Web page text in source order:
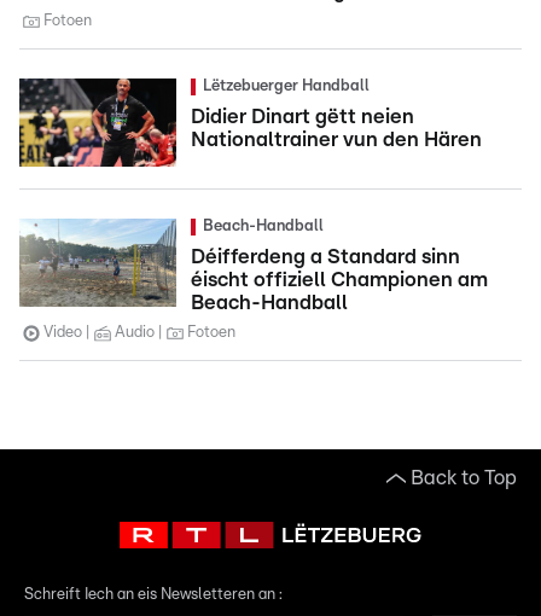
Fotoen
Lëtzebuerger Handball
Didier Dinart gëtt neien
Nationaltrainer vun den Hären
Beach-Handball
Déifferdeng a Standard sinn
éischt offiziell Championen am
Beach-Handball
Video Audio Fotoen
Back to Top
Schreift Iech an eis Newsletteren an :